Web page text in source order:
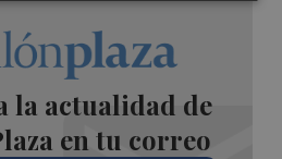
la actualidad de
en tu correo